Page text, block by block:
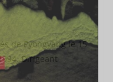
de Pyongyang le 15
Dirigeant